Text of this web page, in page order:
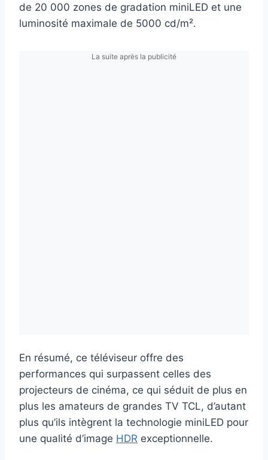
de 20 000 zones de gradation miniLED et une
luminosité maximale de 5000 cd/m².
La suite après la publicité
En résumé, ce téléviseur offre des
performances qui surpassent celles des
projecteurs de cinéma, ce qui séduit de plus en
plus les amateurs de grandes TV TCL, d’autant
plus qu’ils intègrent la technologie miniLED pour
une qualité d’image HDR exceptionnelle.